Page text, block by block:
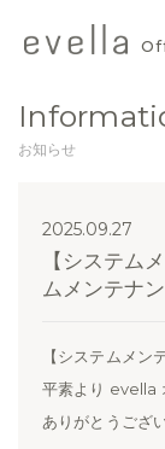
official
shop
お知らせ
2025.09.27
【システム
ムメンテナ
【システムメン
平素より evella
ありがとうござ